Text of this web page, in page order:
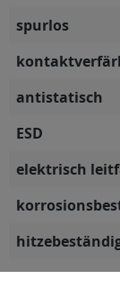
spurlos
antistatisch
ESD
elektrisch